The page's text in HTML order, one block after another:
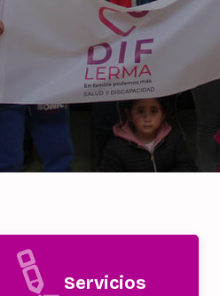
Servicios